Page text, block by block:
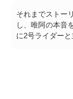
それまでストー
し、唯阿の本音
に2号ライダー